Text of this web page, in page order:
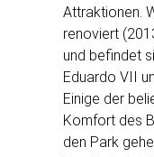
Attraktionen.
renoviert
und befindet
Eduardo VII
Einige der
Komfort des
den Park